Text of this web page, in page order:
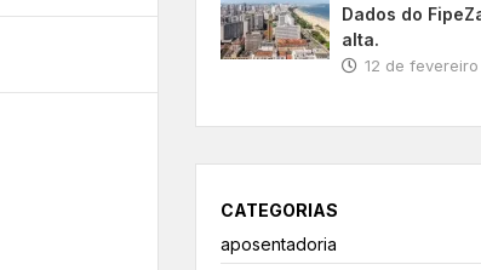
Dados do
alta.
12 de
CATEGORIAS
aposentadoria